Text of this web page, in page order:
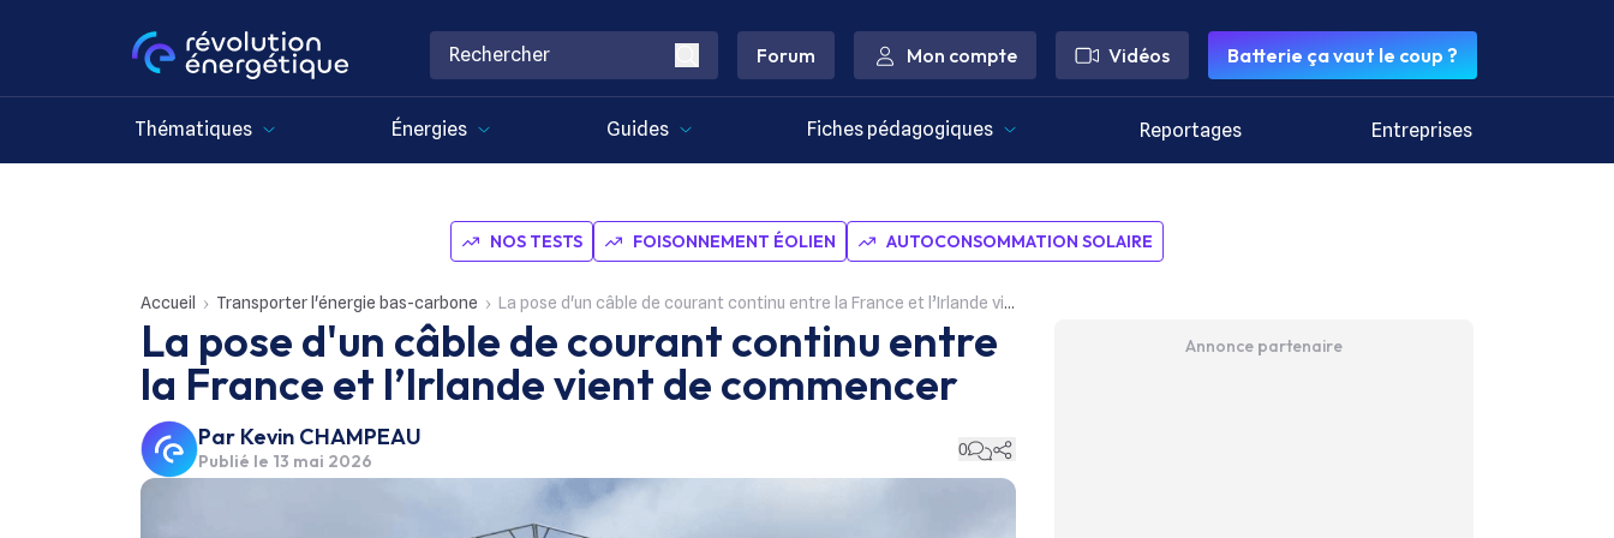
Forum Mon compte Vidéos Batterie ça vaut le coup ?
Thématiques Énergies Guides Fiches pédagogiques Reportages Entreprises
NOS TESTS FOISONNEMENT ÉOLIEN AUTOCONSOMMATION SOLAIRE
Accueil Transporter l'énergie bas-carbone La pose d'un câble de courant continu entre la France et l’Irlande vient de commencer
La pose d'un câble de courant continu entre
la France et l’Irlande vient de commencer
Par Kevin CHAMPEAU
Publié le 13 mai 2026
0
Annonce partenaire